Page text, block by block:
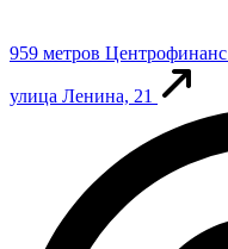
959 метров Центрофинанс
улица Ленина, 21